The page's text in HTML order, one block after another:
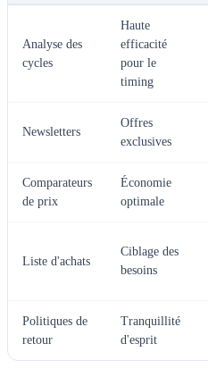
Analyse des
cycles
Haute
efficacité
pour le
timing
Newsletters
Offres
exclusives
Comparateurs
de prix
Économie
optimale
Liste d'achats
Ciblage des
besoins
Politiques de
retour
Tranquillité
d'esprit